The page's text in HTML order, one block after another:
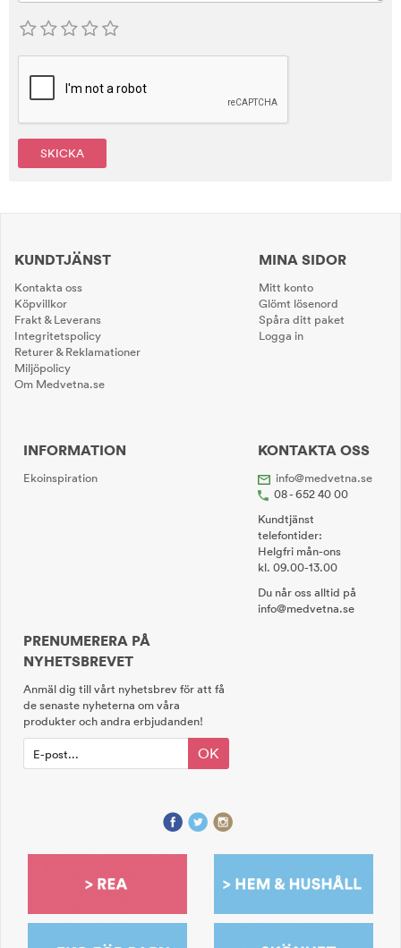
SKICKA
KUNDTJÄNST
Kontakta oss
Köpvillkor
Frakt & Leverans
Integritetspolicy
Returer & Reklamationer
Miljöpolicy
Om Medvetna.se
MINA SIDOR
Mitt konto
Glömt lösenord
Spåra ditt paket
Logga in
INFORMATION
Ekoinspiration
KONTAKTA OSS
info@medvetna.se
08 - 652 40 00
Kundtjänst
telefontider:
Helgfri mån-ons
kl. 09.00-13.00
Du når oss alltid på
info@medvetna.se
PRENUMERERA PÅ
NYHETSBREVET
Anmäl dig till vårt nyhetsbrev för att få
de senaste nyheterna om våra
produkter och andra erbjudanden!
OK